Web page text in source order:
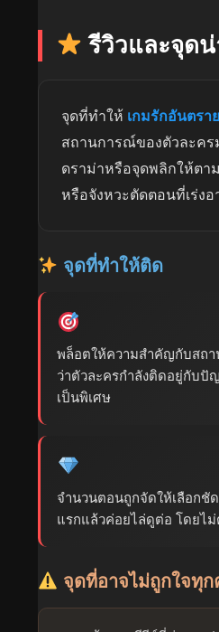
รีวิวและจุด
จุดที่ทำให้ เกมรักอันตราย
สถานการณ์ของตัวละคร
ดราม่าหรือจุดพลิกให้ตา
หรือจังหวะตัดตอนที่เร่ง
จุดที่ทำให้ติด
พล็อตให้ความสำคัญกับสถ
ว่าตัวละครกำลังติดอยู่กับปั
เป็นพิเศษ
จำนวนตอนถูกจัดให้เลือกชั
แรกแล้วค่อยไล่ดูต่อ โดยไม่
จุดที่อาจไม่ถูกใจทุ